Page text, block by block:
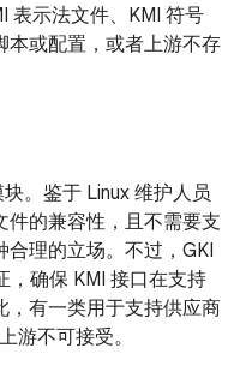
表示法文件、KMI 符号
本或配置，或者上游不存
。鉴于 Linux 维护人员
件的兼容性，且不需要支
理的立场。不过，GKI
，确保 KMI 接口在支持
，有一类用于支持供应商
游不可接受。